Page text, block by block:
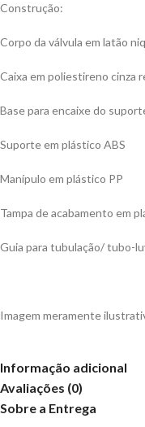
Construção:
Corpo da válvula em latão
Caixa em poliestireno cinza
Base para encaixe do
Suporte em plástico ABS
Manípulo em plástico PP
Tampa de acabamento em
Guia para tubulação/ tubo-
Imagem meramente
Informação adicional
Avaliações (0)
Sobre a Entrega